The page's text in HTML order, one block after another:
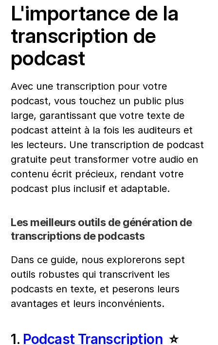
L'importance de la
transcription de
podcast
Avec une transcription pour votre
podcast, vous touchez un public plus
large, garantissant que votre texte de
podcast atteint à la fois les auditeurs et
les lecteurs. Une transcription de podcast
gratuite peut transformer votre audio en
contenu écrit précieux, rendant votre
podcast plus inclusif et adaptable.
Les meilleurs outils de génération de
transcriptions de podcasts
Dans ce guide, nous explorerons sept
outils robustes qui transcrivent les
podcasts en texte, et peserons leurs
avantages et leurs inconvénients.
1. Podcast Transcription
  ⭐